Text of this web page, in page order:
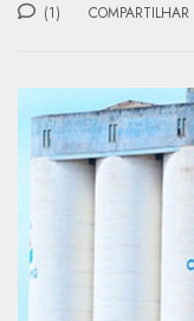
(1) COMPARTILHAR